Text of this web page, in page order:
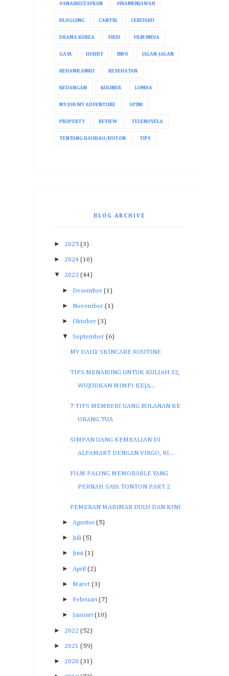
#ANAKKUZAFRAN #IRAMENJAWAB
BLOGGING CANTIK CERITAKU
DRAMA KOREA FIKSI FILM INDIA
GAYA HOBBY INFO JALAN-JALAN
KEHAMILANKU KESEHATAN
KEUANGAN KULINER LOMBA
MY JOB MY ADVENTURE OPINI
PROPERTY REVIEW TELENOVELA
TENTANG BAUBAU/BUTON TIPS
BLOG ARCHIVE
► 2025 (3)
► 2024 (10)
▼ 2023 (44)
► Desember (1)
► November (1)
► Oktober (3)
▼ September (6)
MY DAILY SKINCARE ROUTINE
TIPS MENABUNG UNTUK KULIAH S2,
WUJUDKAN MIMPI KEJA...
7 TIPS MEMBERI UANG BULANAN KE
ORANG TUA
SIMPAN UANG KEMBALIAN DI
ALFAMART DENGAN VIRGO, BI...
FILM PALING MEMORABLE YANG
PERNAH SAYA TONTON PART 2
PEMERAN MARIMAR DULU DAN KINI
► Agustus (5)
► Juli (5)
► Juni (1)
► April (2)
► Maret (3)
► Februari (7)
► Januari (10)
► 2022 (52)
► 2021 (59)
► 2020 (31)